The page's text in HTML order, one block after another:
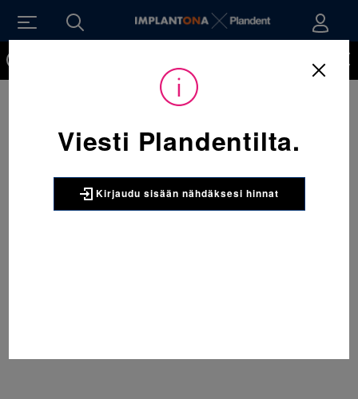
Viesti Plandentilta.
Kirjaudu sisään nähdäksesi hinnat